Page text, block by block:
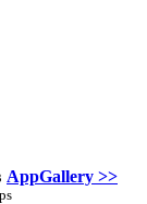
AppGallery >>